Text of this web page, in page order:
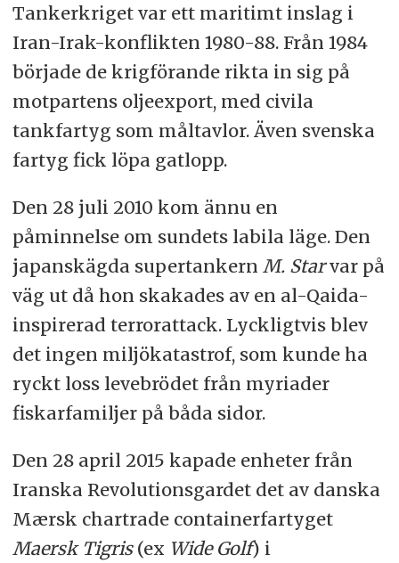
Tankerkriget var ett maritimt inslag i
Iran-Irak-konflikten 1980-88. Från 1984
började de krigförande rikta in sig på
motpartens oljeexport, med civila
tankfartyg som måltavlor. Även svenska
fartyg fick löpa gatlopp.
Den 28 juli 2010 kom ännu en
påminnelse om sundets labila läge. Den
japanskägda supertankern M. Starvar på
väg ut då hon skakades av en al-Qaida-
inspirerad terrorattack. Lyckligtvis blev
det ingen miljökatastrof, som kunde ha
ryckt loss levebrödet från myriader
fiskarfamiljer på båda sidor.
Den 28 april 2015 kapade enheter från
Iranska Revolutionsgardet det av danska
Mærsk chartrade containerfartyget
Maersk Tigris(ex Wide Golf) i